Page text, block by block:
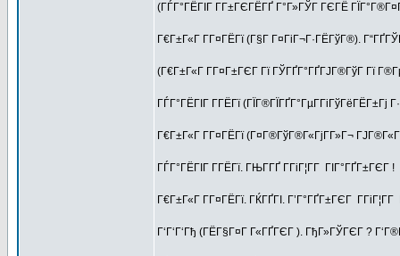
(ГЃГ°ГЁГІГ Г­Г±ГЄГЁГҐ Г°Г»ГЎГ ГЄГЁ
Г€Г±Г«Г Г­Г¤ГЁГї (Г§Г Г¤ГіГ¬Г·ГЁГўГ®).
(Г€Г±Г«Г Г­Г¤Г±ГЄГ Гї ГЎГҐГ°ГҐГЈГ®ГўГ Гї
ГЃГ°ГЁГІГ Г­ГЁГї
Г€Г±Г«Г Г­Г¤ГЁГї (Г¤Г®ГўГ®Г«ГјГ­Г»Г¬
ГЃГ°ГЁГІГ Г­ГЁГї. ГЊГ­ГҐ Г­ГіГ¦Г­Г ГІГ°ГҐГ±ГЄГ !
Г€Г±Г«Г Г­Г¤ГЁГї. ГЌГҐГІ. Г’Г°ГҐГ±ГЄГ
Г‘Г‘Г‘Гђ (ГЁГ§Г¤Г Г«ГҐГЄГ ). ГђГ»ГЎГЄГ ?